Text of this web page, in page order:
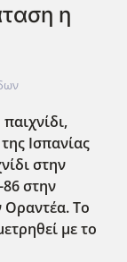
η
Ισπανίας
στην
86 στην
Οραντέα. Το
με το